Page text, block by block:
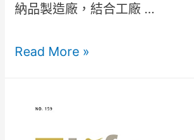
納品製造廠，結合工廠 …
Read More »